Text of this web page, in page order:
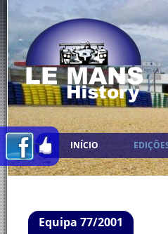
INÍCIO
Equipa 77/2001